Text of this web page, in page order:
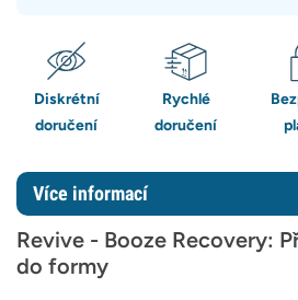
Diskrétní
doručení
Rychlé
doručení
Více informací
Revive - Booze Recovery:
do formy